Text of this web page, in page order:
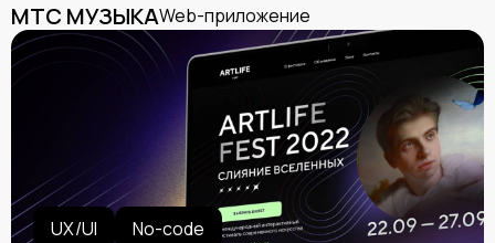
МТС МУЗЫКАWeb-приложение
UX/UI No-code